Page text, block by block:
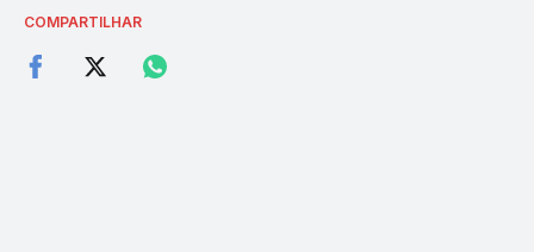
COMPARTILHAR